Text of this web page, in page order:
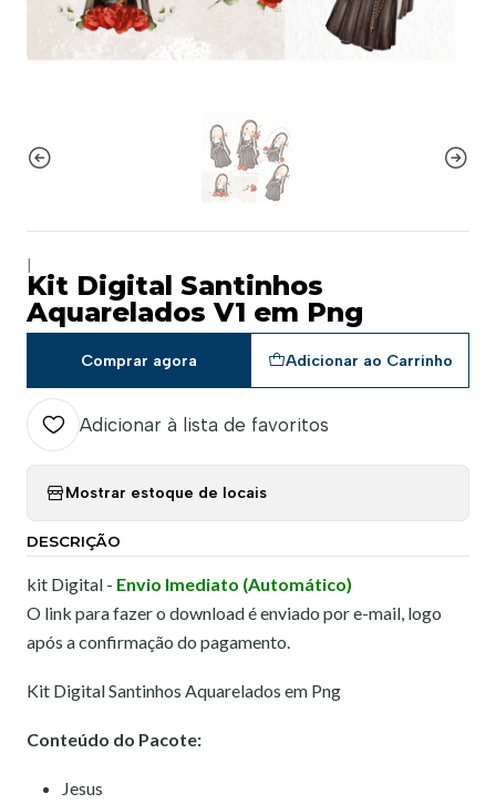
Kit Digital Santinhos
Aquarelados V1 em Png
Adicionar ao Carrinho
Comprar agora
Adicionar à lista de favoritos
Mostrar estoque de locais
DESCRIÇÃO
kit Digital - Envio Imediato (Automático)
O link para fazer o download é enviado por e-mail, logo
após a confirmação do pagamento.
Kit Digital Santinhos Aquarelados em Png
Conteúdo do Pacote:
Jesus